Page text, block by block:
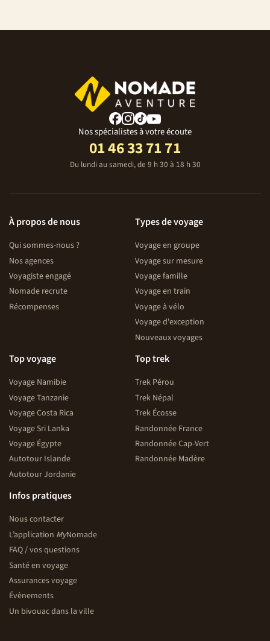
Nos spécialistes à votre écoute
01 46 33 71 71
Du lundi au samedi, de 9 h 30 à 18 h 30
À propos de nous
Qui sommes-nous ?
Nos agences
Voyagiste engagé
Nomade recrute
Récompenses
Types de voyage
Voyage en groupe
Voyage sur mesure
Voyage famille
Voyage en train
Voyage à vélo
Voyage d'exception
Nouveaux voyages
Top voyage
Voyage Namibie
Voyage Tanzanie
Voyage Costa Rica
Voyage Sri Lanka
Voyage Égypte
Autotour Islande
Autotour Jordanie
Top trek
Trek Pérou
Trek Népal
Trek Écosse
Randonnée France
Randonnée Cap-Vert
Randonnée Madère
Infos pratiques
Nous contacter
L’application MyNomade
FAQ / vos questions
Santé en voyage
Assurances voyage
Évènements
Un bivouac dans la ville